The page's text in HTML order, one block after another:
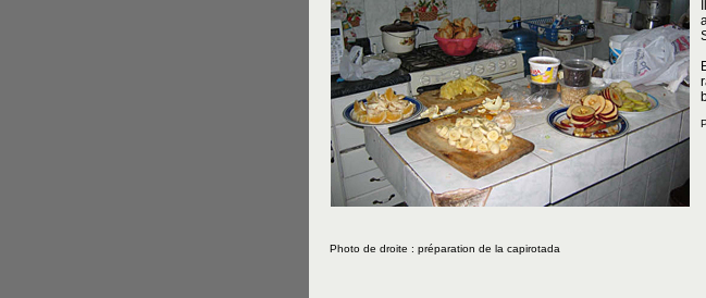
Photo de droite : préparation de la capirotada